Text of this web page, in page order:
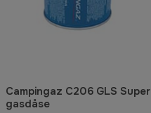
Campingaz C206 GLS Super
gasdåse